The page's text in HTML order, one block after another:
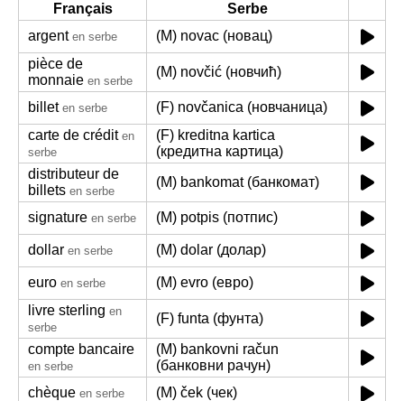
Français
Serbe
argent en serbe
(M) novac (новац)
pièce de
monnaie en serbe
(M) novčić (новчић)
billet en serbe
(F) novčanica (новчаница)
carte de crédit en
serbe
(F) kreditna kartica
(кредитна картица)
distributeur de
billets en serbe
(M) bankomat (банкомат)
signature en serbe (M) potpis (потпис)
dollar en serbe (M) dolar (долар)
euro en serbe
(M) evro (евро)
livre sterling en
serbe
(F) funta (фунта)
compte bancaire
en serbe
(M) bankovni račun
(банковни рачун)
chèque en serbe
(M) ček (чек)